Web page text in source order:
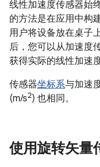
线性加速度传感器始
的方法是在应用中构
用户将设备放在桌子
后，您可以从加速度
获得实际的线性加速度
传感器坐标系与加速
(m/s2) 也相同。
使用旋转矢量